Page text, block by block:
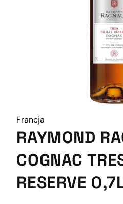
Francja
RAYMOND
COGNAC
RESERVE